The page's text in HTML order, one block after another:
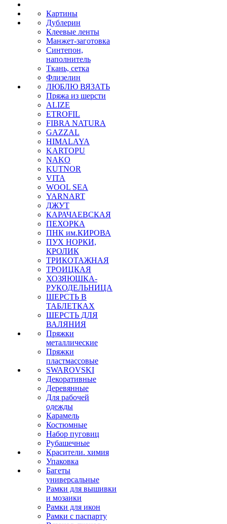
Картины
Дублерин
Клеевые ленты
Манжет-заготовка
Синтепон,
наполнитель
Ткань, сетка
Флизелин
ЛЮБЛЮ ВЯЗАТЬ
Пряжа из шерсти
ALIZE
ETROFIL
FIBRA NATURA
GAZZAL
HIMALAYA
KARTOPU
NAKO
KUTNOR
VITA
WOOL SEA
YARNART
ДЖУТ
КАРАЧАЕВСКАЯ
ПЕХОРКА
ПНК им.КИРОВА
ПУХ НОРКИ,
КРОЛИК
ТРИКОТАЖНАЯ
ТРОИЦКАЯ
ХОЗЯЮШКА-
РУКОДЕЛЬНИЦА
ШЕРСТЬ В
ТАБЛЕТКАХ
ШЕРСТЬ ДЛЯ
ВАЛЯНИЯ
Пряжки
металлические
Пряжки
пластмассовые
SWAROVSKI
Декоративные
Деревянные
Для рабочей
одежды
Карамель
Костюмные
Набор пуговиц
Рубашечные
Красители. химия
Упаковка
Багеты
универсальные
Рамки для вышивки
и мозаики
Рамки для икон
Рамки с паспарту